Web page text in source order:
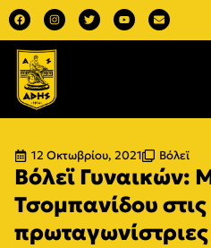
12 Οκτωβρίου, 2021 Βόλεϊ
Βόλεϊ Γυναικών:
Τσομπανίδου στις
πρωταγωνίστριες